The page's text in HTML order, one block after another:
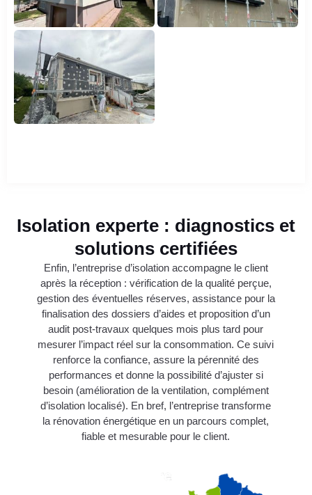
Isolation experte : diagnostics et
solutions certifiées
Enfin, l’entreprise d’isolation accompagne le client
après la réception : vérification de la qualité perçue,
gestion des éventuelles réserves, assistance pour la
finalisation des dossiers d’aides et proposition d’un
audit post-travaux quelques mois plus tard pour
mesurer l’impact réel sur la consommation. Ce suivi
renforce la confiance, assure la pérennité des
performances et donne la possibilité d’ajuster si
besoin (amélioration de la ventilation, complément
d’isolation localisé). En bref, l’entreprise transforme
la rénovation énergétique en un parcours complet,
fiable et mesurable pour le client.